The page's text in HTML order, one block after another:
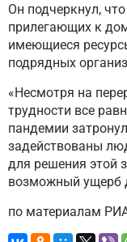
Он подчеркнул,
прилегающих к
имеющиеся
подрядных
«Несмотря на
трудности все
пандемии
задействованы
для решения этой
возможный ущерб
по материалам